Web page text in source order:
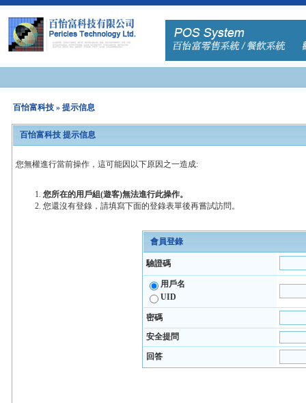
百怡富科技 » 提示信息
百怡富科技 提示信息
您無權進行當前操作，這可能因以下原因之一造成:
您所在的用戶組(遊客)無法進行此操作。
您還沒有登錄，請填寫下面的登錄表單後再嘗試訪問。
會員登錄
驗證碼
用戶名
UID
密碼
安全提問
回答